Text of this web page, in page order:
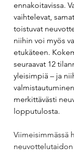
ennakoitavissa.
vaihtelevat,
toistuvat
niihin voi myös
etukäteen.
seuraavat 12
yleisimpiä – ja
merkittävästi
lopputulosta.
Viimeisimmässä